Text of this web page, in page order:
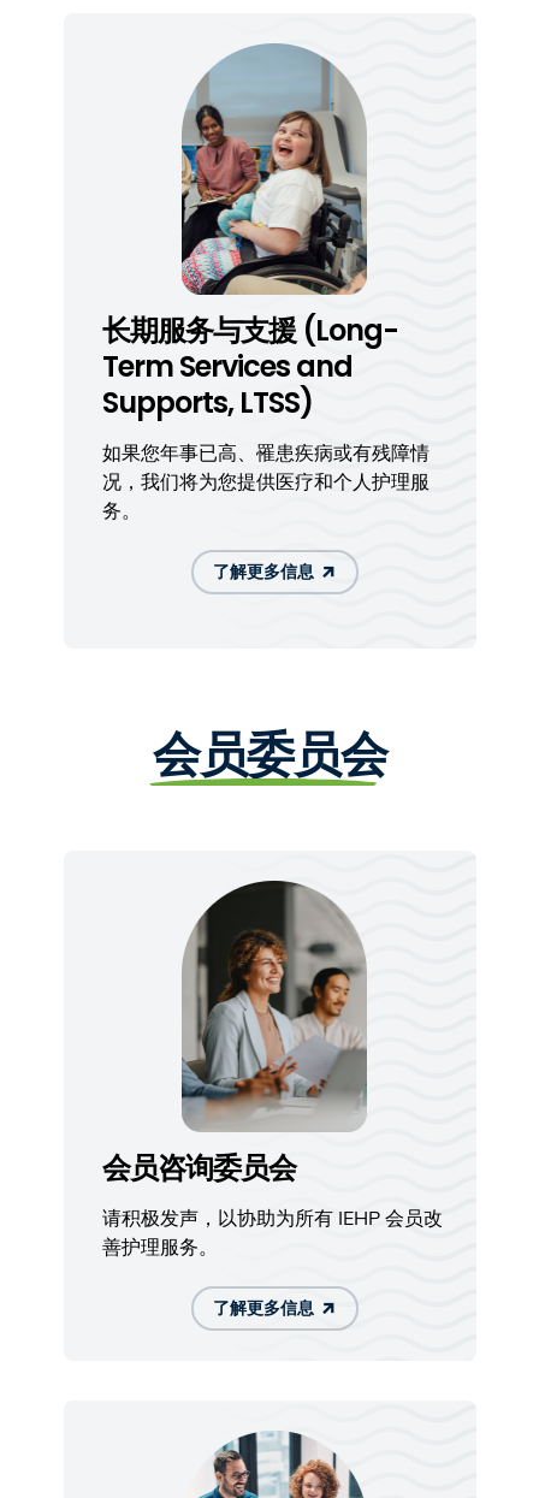
长期服务与支援 (Long-
Term Services and
Supports, LTSS)
如果您年事已高、罹患疾病或有残障情
况，我们将为您提供医疗和个人护理服
务。
了解更多信息
会员委员会
会员咨询委员会
请积极发声，以协助为所有 IEHP 会员改
善护理服务。
了解更多信息